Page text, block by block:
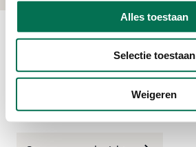
Alles toestaan
Selectie toestaan
Weigeren
Ma t/m vr 08:00 tot 16:30 uur
078 - 770 85 85